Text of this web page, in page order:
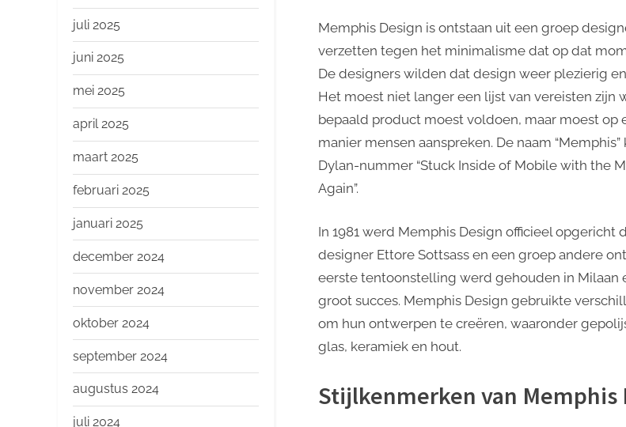
Memphis Design is ontstaan uit een groep
verzetten tegen het minimalisme dat op dat
De designers wilden dat design weer plezierig
Het moest niet langer een lijst van vereisten zijn
bepaald product moest voldoen, maar moest op
manier mensen aanspreken. De naam
Dylan-nummer “Stuck Inside of Mobile with the
Again”.
In 1981 werd Memphis Design officieel opgericht
designer Ettore Sottsass en een groep andere
eerste tentoonstelling werd gehouden in Milaan
groot succes. Memphis Design gebruikte
om hun ontwerpen te creëren, waaronder
glas, keramiek en hout.
Stijlkenmerken van Memphis
juli 2025
juni 2025
mei 2025
april 2025
maart 2025
februari 2025
januari 2025
december 2024
november 2024
oktober 2024
september 2024
augustus 2024
juli 2024